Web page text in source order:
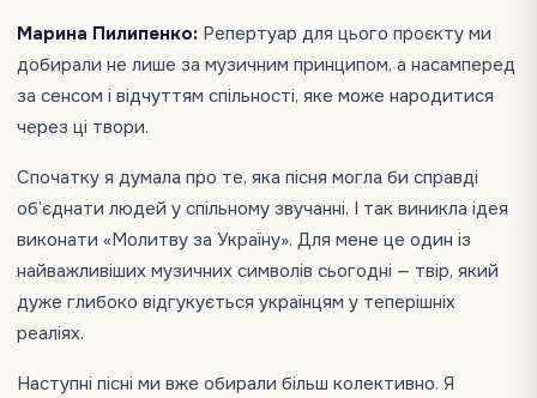
Марина Пилипенко: Репертуар для цього проєкту ми
добирали не лише за музичним принципом, а насамперед
за сенсом і відчуттям спільності, яке може народитися
через ці твори.
Спочатку я думала про те, яка пісня могла би справді
об’єднати людей у спільному звучанні. І так виникла ідея
виконати «Молитву за Україну». Для мене це один із
найважливіших музичних символів сьогодні — твір, який
дуже глибоко відгукується українцям у теперішніх
реаліях.
Наступні пісні ми вже обирали більш колективно. Я